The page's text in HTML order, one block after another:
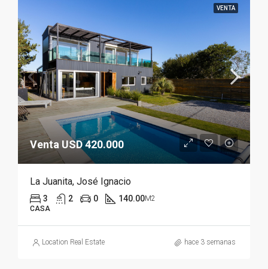
VENTA
Venta USD 420.000
La Juanita, José Ignacio
3 2 0 140.00M2
CASA
Location Real Estate hace 3 semanas